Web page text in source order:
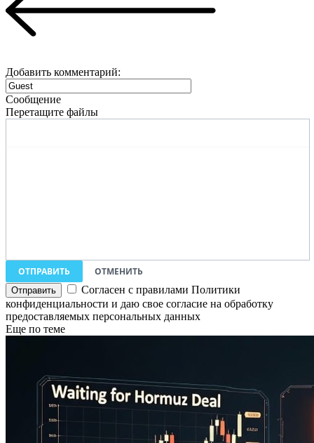
Добавить комментарий:
Сообщение
Перетащите файлы
ОТПРАВИТЬ
ОТМЕНИТЬ
Согласен с правилами Политики
конфиденциальности и даю свое согласие на обработку
предоставляемых персональных данных
Еще по теме